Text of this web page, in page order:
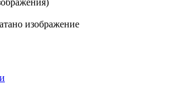
изображение